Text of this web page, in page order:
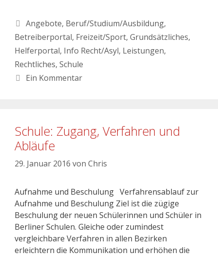
Angebote, Beruf/Studium/Ausbildung,
Betreiberportal, Freizeit/Sport, Grundsätzliches,
Helferportal, Info Recht/Asyl, Leistungen,
Rechtliches, Schule
Ein Kommentar
Schule: Zugang, Verfahren und
Abläufe
29. Januar 2016 von Chris
Aufnahme und Beschulung Verfahrensablauf zur
Aufnahme und Beschulung Ziel ist die zügige
Beschulung der neuen Schülerinnen und Schüler in
Berliner Schulen. Gleiche oder zumindest
vergleichbare Verfahren in allen Bezirken
erleichtern die Kommunikation und erhöhen die